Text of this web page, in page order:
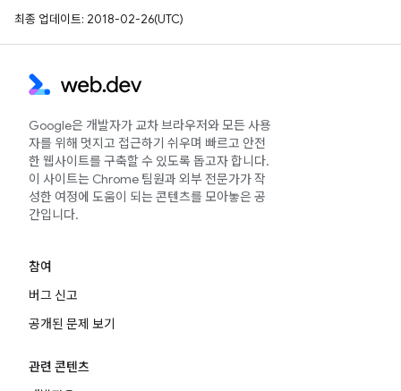
최종 업데이트: 2018-02-26(UTC)
Google은 개발자가 교차 브라우저와 모든 사용
자를 위해 멋지고 접근하기 쉬우며 빠르고 안전
한 웹사이트를 구축할 수 있도록 돕고자 합니다.
이 사이트는 Chrome 팀원과 외부 전문가가 작
성한 여정에 도움이 되는 콘텐츠를 모아놓은 공
간입니다.
참여
버그 신고
공개된 문제 보기
관련 콘텐츠